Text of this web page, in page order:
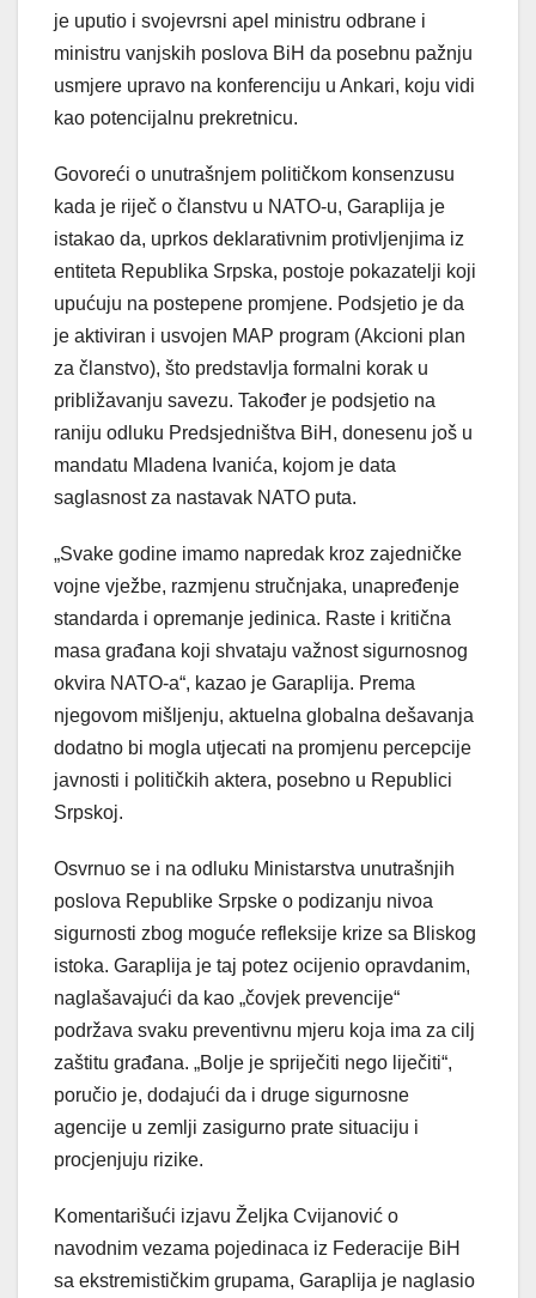
je uputio i svojevrsni apel ministru odbrane i
ministru vanjskih poslova BiH da posebnu pažnju
usmjere upravo na konferenciju u Ankari, koju vidi
kao potencijalnu prekretnicu.
Govoreći o unutrašnjem političkom konsenzusu
kada je riječ o članstvu u NATO-u, Garaplija je
istakao da, uprkos deklarativnim protivljenjima iz
entiteta Republika Srpska, postoje pokazatelji koji
upućuju na postepene promjene. Podsjetio je da
je aktiviran i usvojen MAP program (Akcioni plan
za članstvo), što predstavlja formalni korak u
približavanju savezu. Također je podsjetio na
raniju odluku Predsjedništva BiH, donesenu još u
mandatu Mladena Ivanića, kojom je data
saglasnost za nastavak NATO puta.
„Svake godine imamo napredak kroz zajedničke
vojne vježbe, razmjenu stručnjaka, unapređenje
standarda i opremanje jedinica. Raste i kritična
masa građana koji shvataju važnost sigurnosnog
okvira NATO-a“, kazao je Garaplija. Prema
njegovom mišljenju, aktuelna globalna dešavanja
dodatno bi mogla utjecati na promjenu percepcije
javnosti i političkih aktera, posebno u Republici
Srpskoj.
Osvrnuo se i na odluku Ministarstva unutrašnjih
poslova Republike Srpske o podizanju nivoa
sigurnosti zbog moguće refleksije krize sa Bliskog
istoka. Garaplija je taj potez ocijenio opravdanim,
naglašavajući da kao „čovjek prevencije“
podržava svaku preventivnu mjeru koja ima za cilj
zaštitu građana. „Bolje je spriječiti nego liječiti“,
poručio je, dodajući da i druge sigurnosne
agencije u zemlji zasigurno prate situaciju i
procjenjuju rizike.
Komentarišući izjavu Željka Cvijanović o
navodnim vezama pojedinaca iz Federacije BiH
sa ekstremističkim grupama, Garaplija je naglasio